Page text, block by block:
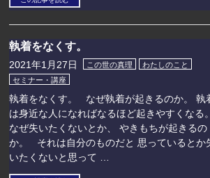
執着をなくす。
2021年1月27日 この世の真理
わたしのこと
セミナー・講座
執着をなくす。 なぜ執着が起きるのか。 執
は身近な人になればなるほど起きやすくなる。
なぜ失いたくないとか、 やきもちが起きるの
か。 それは自分のものだと 思っているとか
いたくないと思って …